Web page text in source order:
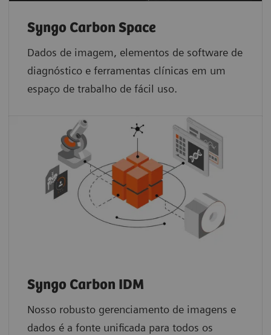
Syngo Carbon Space
Dados de imagem, elementos de software de
diagnóstico e ferramentas clínicas em um
espaço de trabalho de fácil uso.
Syngo Carbon IDM
Nosso robusto gerenciamento de imagens e
dados é a fonte unificada para todos os